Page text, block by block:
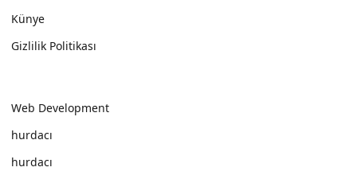
Künye
Gizlilik Politikası
Web Development
hurdacı
hurdacı